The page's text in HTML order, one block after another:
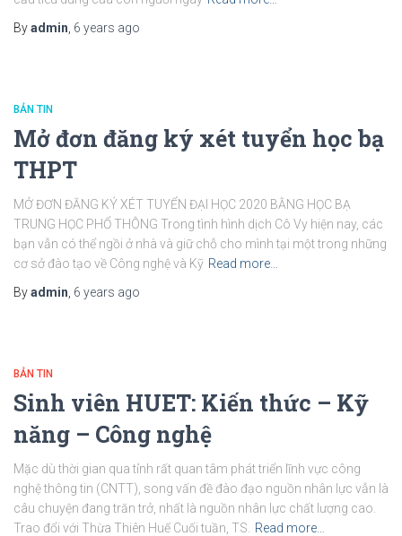
Byadmin 6 years ago
BẢN TIN
Mở đơn đăng ký xét tuyển học bạ
THPT
MỞ ĐƠN ĐĂNG KÝ XÉT TUYỂN ĐẠI HỌC 2020 BẰNG HỌC BẠ
TRUNG HỌC PHỔ THÔNG Trong tình hình dịch Cô Vy hiện nay, các
bạn vẫn có thể ngồi ở nhà và giữ chỗ cho mình tại một trong những
cơ sở đào tạo về Công nghệ và Kỹ Read more…
Byadmin 6 years ago
BẢN TIN
Sinh viên HUET: Kiến thức – Kỹ
năng – Công nghệ
Mặc dù thời gian qua tỉnh rất quan tâm phát triển lĩnh vực công
nghệ thông tin (CNTT), song vấn đề đào đạo nguồn nhân lực vẫn là
câu chuyện đang trăn trở, nhất là nguồn nhân lực chất lượng cao.
Trao đổi với Thừa Thiên Huế Cuối tuần, TS.
Read more…